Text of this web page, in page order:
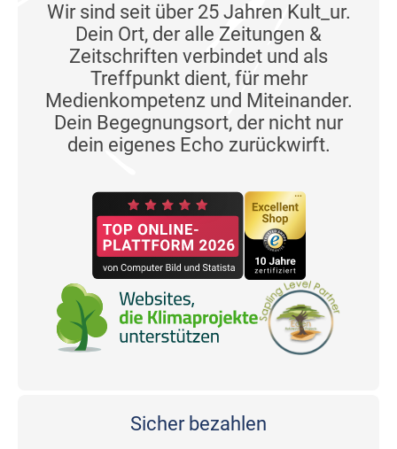
Wir sind seit über 25 Jahren Kult_ur.
Dein Ort, der alle Zeitungen &
Zeitschriften verbindet und als
Treffpunkt dient, für mehr
Medienkompetenz und Miteinander.
Dein Begegnungsort, der nicht nur
dein eigenes Echo zurückwirft.
Sicher bezahlen